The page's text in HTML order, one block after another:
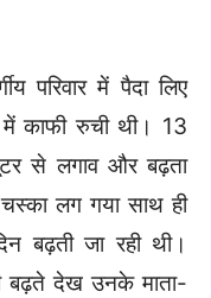
परिवार में पैदा लिए
काफी रुची थी। 13
से लगाव और बढ़ता
लग गया साथ ही
बढ़ती जा रही थी।
बढ़ते देख उनके माता-